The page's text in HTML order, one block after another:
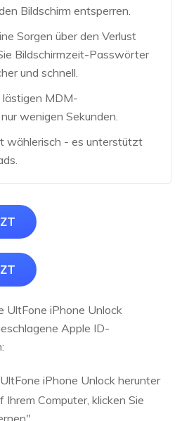
Bildschirm entsperren.
Sorgen über den Verlust
Bildschirmzeit-Passwörter
und schnell.
lästigen MDM-
wenigen Sekunden.
wählerisch - es unterstützt
UltFone iPhone Unlock
Apple ID-
iPhone Unlock herunter
Ihrem Computer, klicken Sie